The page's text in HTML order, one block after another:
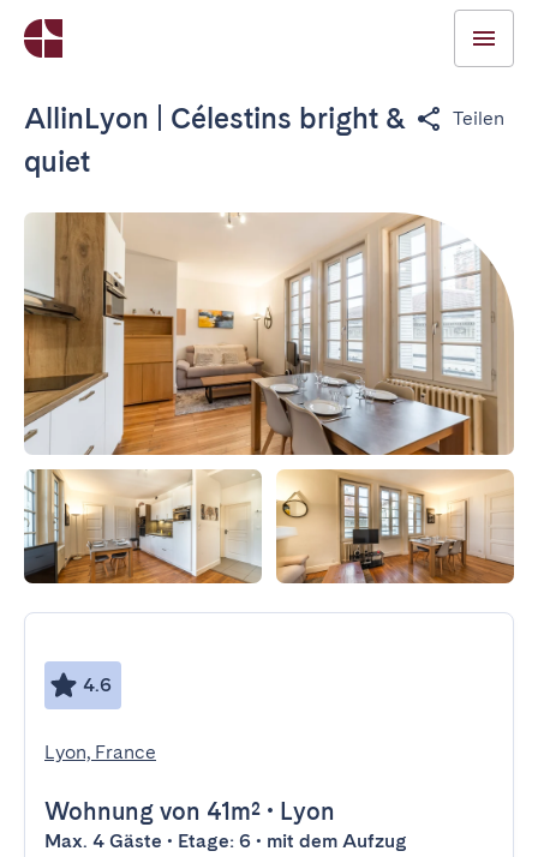
AllinLyon | Célestins bright &
quiet
Teilen
4.6
Lyon, France
Wohnung von 41m² • Lyon
Max. 4 Gäste • Etage: 6 • mit dem Aufzug